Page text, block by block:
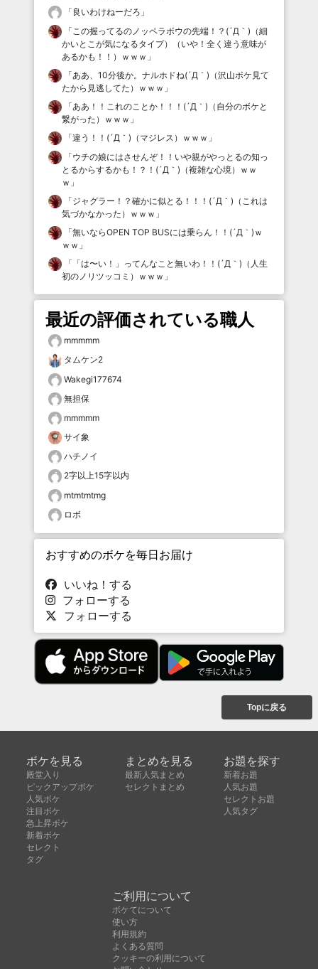
「 良いわけねーだろ 」
「 この握ってるのノッペラボウの先端！？(´Д｀)（細
かいとこが気になるタイプ）（いや！全く違う意味が
あるかも！！）ｗｗｗ 」
「ああ、10分後か。ナルホドね(´Д｀)（沢山ボケ見て
たから見逃してた）ｗｗｗ 」
「ああ！！これのことか！！！(´Д｀)（自分のボケと
繋がった）ｗｗｗ 」
「違う！！(´Д｀)（マジレス）ｗｗｗ 」
「ウチの娘にはさせんぞ！！いや親がやっとるの知っ
とるからするかも！？！(´Д｀)（複雑な心境）ｗｗ
ｗ 」
「ジャグラー！？確かに似とる！！！(´Д｀)（これは
気づかなかった）ｗｗｗ 」
「無いならOPEN TOP BUSには乗らん！！(´Д｀)ｗ
ｗｗ 」
「 「は〜い！」ってんなこと無いわ！！(´Д｀)（人生
初のノリツッコミ）ｗｗｗ 」
最近の評価されている職人
mmmmm
タムケン2
Wakegi177674
無担保
mmmmm
サイ象
ハチノイ
2字以上15字以内
mtmtmtmg
ロボ
おすすめのボケを毎日お届け
いいね！する
フォローする
フォローする
Topに戻る
ボケを見る
殿堂入り
ピックアップボケ
人気ボケ
注目ボケ
急上昇ボケ
新着ボケ
セレクト
タグ
まとめを見る
最新人気まとめ
セレクトまとめ
お題を探す
新着お題
人気お題
セレクトお題
人気タグ
ご利用について
ボケてについて
使い方
利用規約
よくある質問
クッキーの利用について